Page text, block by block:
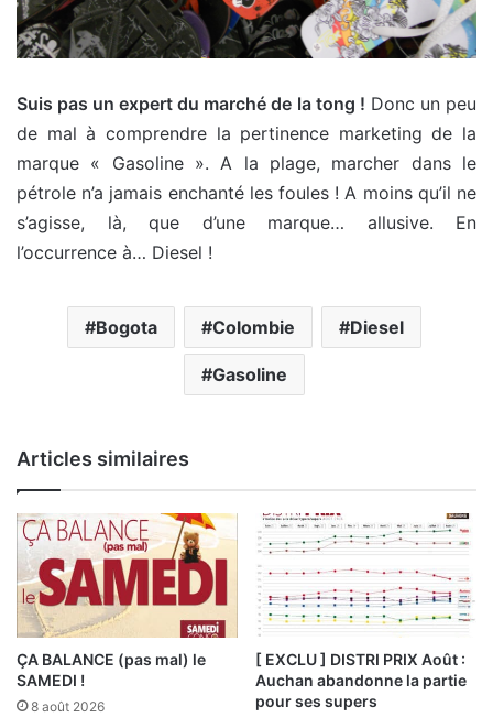
Suis pas un expert du marché de la tong ! Donc un peu
de mal à comprendre la pertinence marketing de la
marque « Gasoline ». A la plage, marcher dans le
pétrole n’a jamais enchanté les foules ! A moins qu’il ne
s’agisse, là, que d’une marque… allusive. En
l’occurrence à… Diesel !
Bogota Colombie Diesel
Gasoline
Articles similaires
ÇA BALANCE (pas mal) le
SAMEDI !
8 août 2026
[ EXCLU ] DISTRI PRIX Août :
Auchan abandonne la partie
pour ses supers